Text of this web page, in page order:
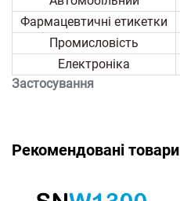
Застосування
Фармацевтичні етикетки
Промисловість
Електроніка
Рекомендовані товари